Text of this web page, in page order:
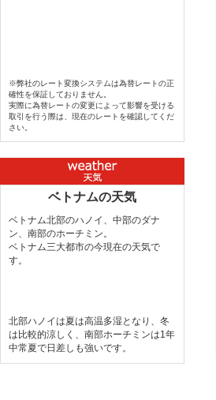
※弊社のレート変換システムは為替レートの正
確性を保証しておりません。
実際に為替レートの変更によって影響を受ける
取引を行う際は、現在のレートを確認してくだ
さい。
ベトナムの天気
ベトナム北部のハノイ、中部のダナ
ン、南部のホーチミン。
ベトナム三大都市の今現在の天気で
す。
北部ハノイは夏は高温多湿となり、冬
は比較的涼しく、南部ホーチミンは1年
中常夏で日差しも強いです。